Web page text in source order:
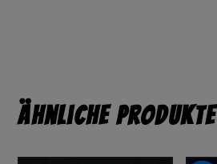
Ähnliche Produkte